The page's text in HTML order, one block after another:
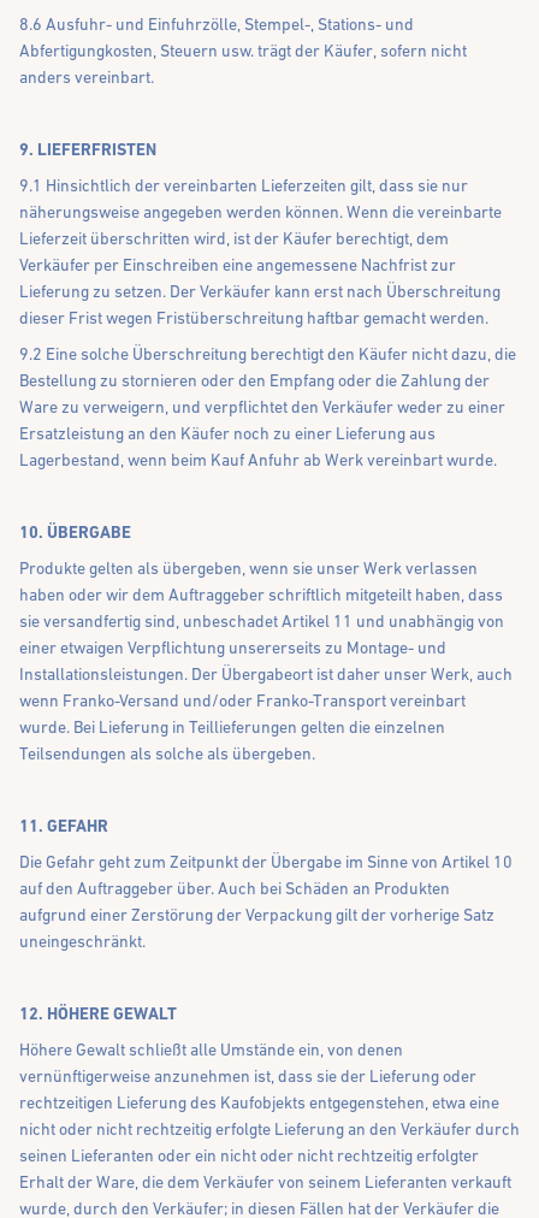
8.6 Ausfuhr- und Einfuhrzölle, Stempel-, Stations- und
Abfertigungkosten, Steuern usw. trägt der Käufer, sofern nicht
anders vereinbart.
9. LIEFERFRISTEN
9.1 Hinsichtlich der vereinbarten Lieferzeiten gilt, dass sie nur
näherungsweise angegeben werden können. Wenn die vereinbarte
Lieferzeit überschritten wird, ist der Käufer berechtigt, dem
Verkäufer per Einschreiben eine angemessene Nachfrist zur
Lieferung zu setzen. Der Verkäufer kann erst nach Überschreitung
dieser Frist wegen Fristüberschreitung haftbar gemacht werden.
9.2 Eine solche Überschreitung berechtigt den Käufer nicht dazu, die
Bestellung zu stornieren oder den Empfang oder die Zahlung der
Ware zu verweigern, und verpflichtet den Verkäufer weder zu einer
Ersatzleistung an den Käufer noch zu einer Lieferung aus
Lagerbestand, wenn beim Kauf Anfuhr ab Werk vereinbart wurde.
10. ÜBERGABE
Produkte gelten als übergeben, wenn sie unser Werk verlassen
haben oder wir dem Auftraggeber schriftlich mitgeteilt haben, dass
sie versandfertig sind, unbeschadet Artikel 11 und unabhängig von
einer etwaigen Verpflichtung unsererseits zu Montage- und
Installationsleistungen. Der Übergabeort ist daher unser Werk, auch
wenn Franko-Versand und/oder Franko-Transport vereinbart
wurde. Bei Lieferung in Teillieferungen gelten die einzelnen
Teilsendungen als solche als übergeben.
11. GEFAHR
Die Gefahr geht zum Zeitpunkt der Übergabe im Sinne von Artikel 10
auf den Auftraggeber über. Auch bei Schäden an Produkten
aufgrund einer Zerstörung der Verpackung gilt der vorherige Satz
uneingeschränkt.
12. HÖHERE GEWALT
Höhere Gewalt schließt alle Umstände ein, von denen
vernünftigerweise anzunehmen ist, dass sie der Lieferung oder
rechtzeitigen Lieferung des Kaufobjekts entgegenstehen, etwa eine
nicht oder nicht rechtzeitig erfolgte Lieferung an den Verkäufer durch
seinen Lieferanten oder ein nicht oder nicht rechtzeitig erfolgter
Erhalt der Ware, die dem Verkäufer von seinem Lieferanten verkauft
wurde, durch den Verkäufer; in diesen Fällen hat der Verkäufer die